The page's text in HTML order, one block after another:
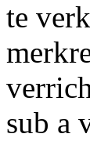
te
sub a